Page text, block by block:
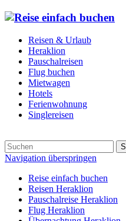
Reisen & Urlaub
Heraklion
Pauschalreisen
Flug buchen
Mietwagen
Hotels
Ferienwohnung
Singlereisen
Navigation überspringen
Reise einfach buchen
Reisen Heraklion
Pauschalreise Heraklion
Flug Heraklion